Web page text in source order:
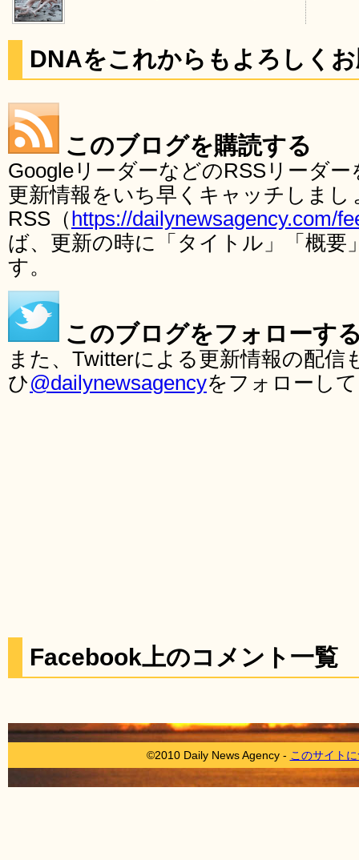
DNAをこれからもよろしく
このブログを購読する
GoogleリーダーなどのRSSリーダ
更新情報をいち早くキャッチしま
RSS（ https://dailynewsagency.com/
ば、更新の時に「タイトル」「概要
す。
このブログをフォローす
また、Twitterによる更新情報の配
ひ@dailynewsagencyをフォローし
Facebook上のコメント一覧
©2010 Daily News Agency - このサイト